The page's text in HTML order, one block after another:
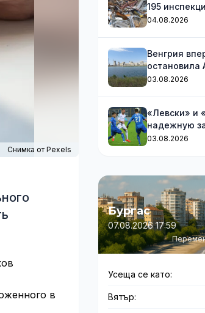
Снимка отPexels
в
195
отходов
04.08.2026
Венгрия
остановила
обмеления
03.08.2026
«Левски» и
надежную
чемпионов
03.08.2026
Бургас
07.08.2026 17:59
Усеща се като:
Вятър: